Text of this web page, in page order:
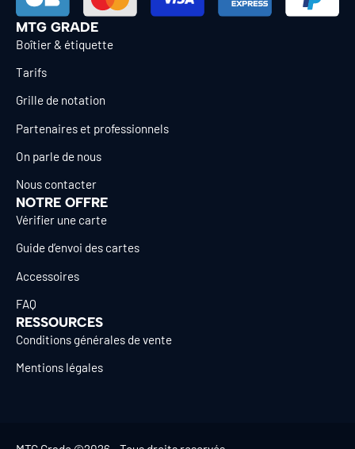
MTG GRADE
Boîtier & étiquette
Tarifs
Grille de notation
Partenaires et professionnels
On parle de nous
Nous contacter
NOTRE OFFRE
Vérifier une carte
Guide d’envoi des cartes
Accessoires
FAQ
RESSOURCES
Conditions générales de vente
Mentions légales